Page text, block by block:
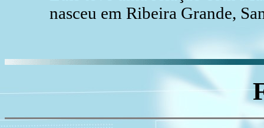
nasceu em Ribeira Grande,